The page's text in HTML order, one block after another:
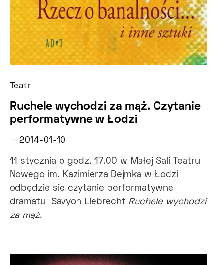
Teatr
Ruchele wychodzi za mąż. Czytanie
performatywne w Łodzi
2014-01-10
11 stycznia o godz. 17.00 w Małej Sali Teatru
Nowego im. Kazimierza Dejmka w Łodzi
odbędzie się czytanie performatywne
dramatu Savyon Liebrecht Ruchele wychodzi
za mąż.